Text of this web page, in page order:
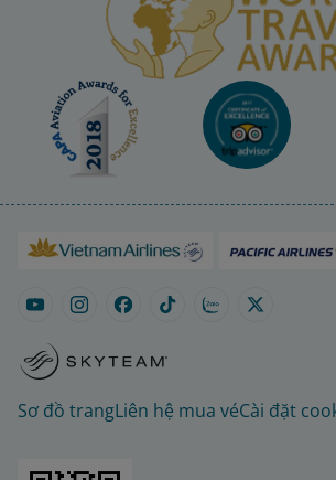
Sơ đồ trangLiên hệ mua véCài đặt